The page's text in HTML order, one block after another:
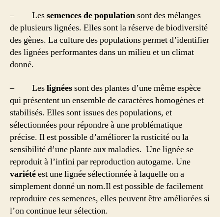
– Lessemences depopulationsont des mélanges
de plusieurs lignées. Elles sont la réserve de biodiversité
des gènes. La culture des populations permet d’identifier
des lignées performantes dans un milieu et un climat
donné.
– Leslignéessont des plantes d’une même espèce
qui présentent un ensemble de caractères homogènes et
stabilisés. Elles sont issues des populations, et
sélectionnées pour répondre à une problématique
précise. Il est possible d’améliorer la rusticité ou la
sensibilité d’une plante aux maladies. Une lignée se
reproduit à l’infini par reproduction autogame. Une
variétéest une lignée sélectionnée à laquelle on a
simplement donné un nom.Il est possible de facilement
reproduire ces semences, elles peuvent être améliorées si
l’on continue leur sélection.